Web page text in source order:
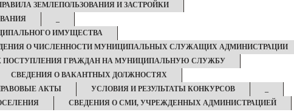
ЗЕМЛЕПОЛЬЗОВАНИЯ И ЗАСТРОЙКИ
ИМУЩЕСТВА
О ЧИСЛЕННОСТИ МУНИЦИПАЛЬНЫХ СЛУЖАЩИХ АДМИНИСТРАЦИИ
ПОСТУПЛЕНИЯ ГРАЖДАН НА МУНИЦИПАЛЬНУЮ СЛУЖБУ
СВЕДЕНИЯ О ВАКАНТНЫХ ДОЛЖНОСТЯХ
АКТЫ УСЛОВИЯ И РЕЗУЛЬТАТЫ КОНКУРСОВ
СВЕДЕНИЯ О СМИ, УЧРЕЖДЕННЫХ АДМИНИСТРАЦИЕЙ